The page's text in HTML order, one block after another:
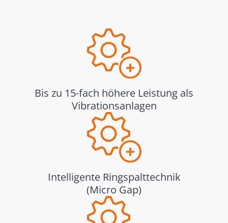
Bis zu 15-fach höhere Leistung als
Vibrationsanlagen
Intelligente Ringspalttechnik
(Micro Gap)